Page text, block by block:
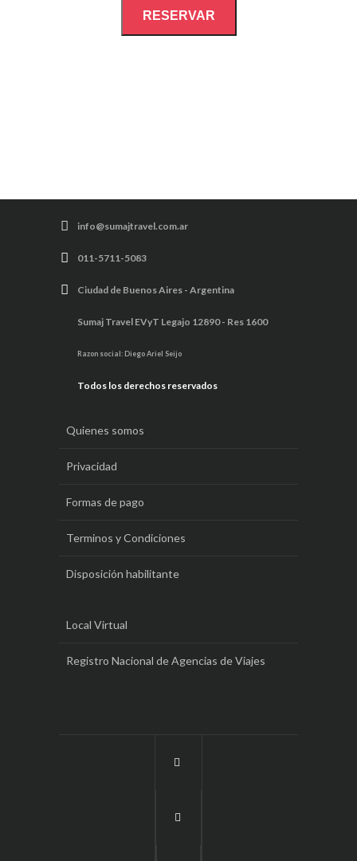
RESERVAR
info@sumajtravel.com.ar
011-5711-5083
Ciudad de Buenos Aires - Argentina
Sumaj Travel EVyT Legajo 12890 - Res 1600
Razon social: Diego Ariel Seijo
Todos los derechos reservados
Quienes somos
Privacidad
Formas de pago
Terminos y Condiciones
Disposición habilitante
Local Virtual
Registro Nacional de Agencias de Viajes